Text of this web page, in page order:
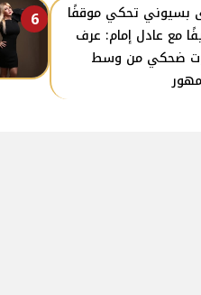
6
بسيوني تحكي موقفًا
مع عادل إمام: عرف
ضحكي من وسط